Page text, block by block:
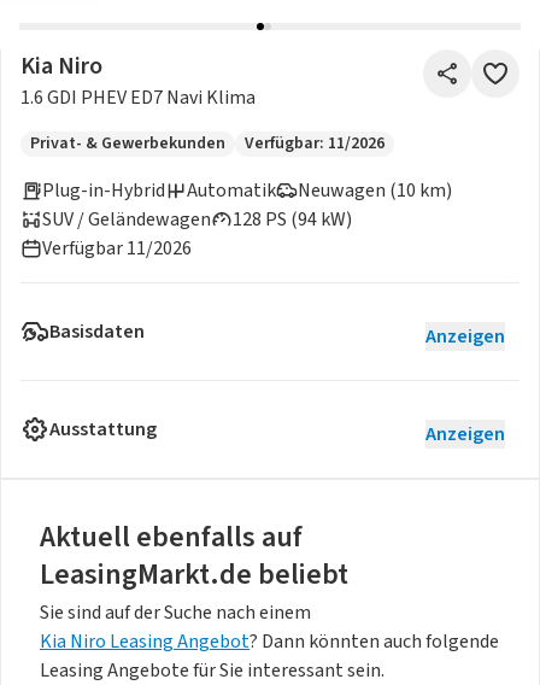
Kia Niro
1.6 GDI PHEV ED7 Navi Klima
Privat- & Gewerbekunden Verfügbar: 11/2026
Plug-in-Hybrid
Neuwagen (10 km)
128 PS (94 kW)
Automatik
SUV / Geländewagen
Verfügbar 11/2026
Basisdaten Anzeigen
Ausstattung Anzeigen
Aktuell ebenfalls auf
LeasingMarkt.de beliebt
Sie sind auf der Suche nach einem
Kia Niro Leasing Angebot? Dann könnten auch folgende
Leasing Angebote für Sie interessant sein.